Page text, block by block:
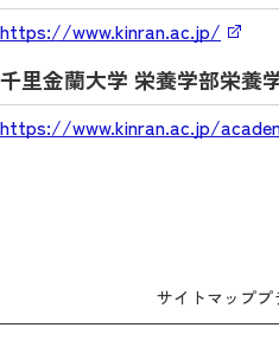
https://www.kinran.ac.jp/
千里金蘭大学 栄養学部栄養
https://www.kinran.ac.jp/
サイトマップ